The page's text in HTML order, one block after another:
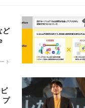
ど
ト
プ